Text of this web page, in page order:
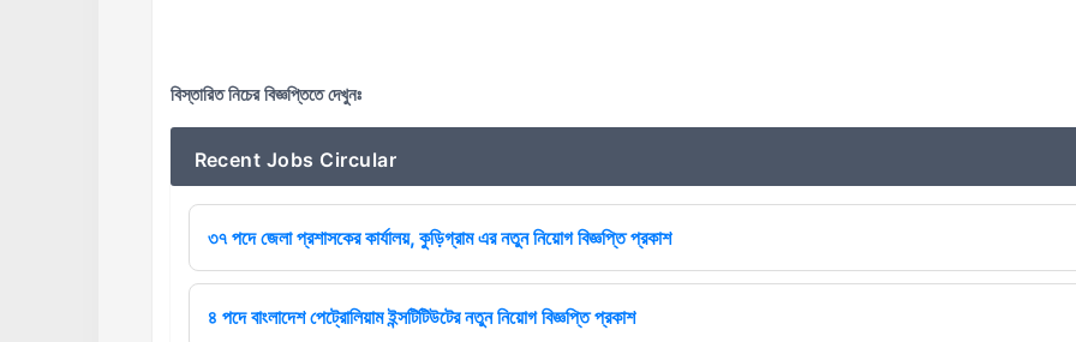
বিস্তারিত নিচের বিজ্ঞপ্তিতে দেখুনঃ
Recent Jobs Circular
৩৭ পদে জেলা প্রশাসকের কার্যালয়, কুড়িগ্রাম এর নতুন নিয়োগ বিজ্ঞপ্তি প্রকাশ
৪ পদে বাংলাদেশ পেট্রোলিয়াম ইন্সটিটিউটের নতুন নিয়োগ বিজ্ঞপ্তি প্রকাশ